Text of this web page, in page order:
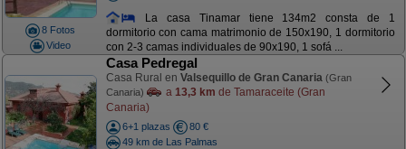
8 Fotos
Video
La casa Tinamar tiene 134m2 consta de 1
dormitorio con cama matrimonio de 150x190, 1 dormitorio
con 2-3 camas individuales de 90x190, 1 sofá ...
Casa Pedregal
Casa Rural en Valsequillo de Gran Canaria (Gran
Canaria)
a 13,3 km de Tamaraceite (Gran
Canaria)
6+1 plazas
80 €
49 km de Las Palmas